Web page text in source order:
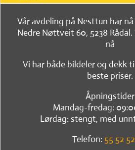
Vår avdeling på Nesttun har
Nedre Nøttveit 60, 5238 Rådal.
nå
Vi har både bildeler og dekk
beste priser.
Åpningstider
Mandag-fredag:
Lørdag: stengt, med
Telefon: 55 52